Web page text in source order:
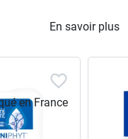
En savoir plus